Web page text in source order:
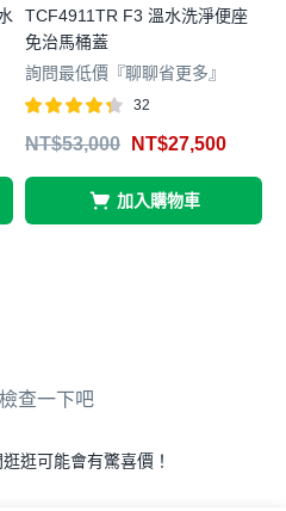
TCF4911TR F3 溫水洗淨便座
免治馬桶蓋
詢問最低價『聊聊省更多』
4.31
32
NT$53,000 NT$27,500
加入購物車
查一下吧
逛可能會有驚喜價！